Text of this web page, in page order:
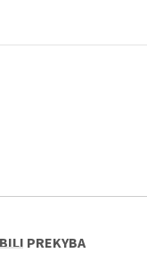
PREKYBA